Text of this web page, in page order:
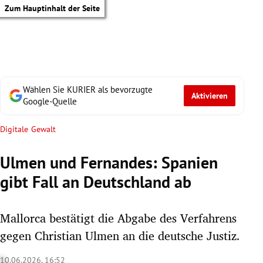
Zum Hauptinhalt der Seite
Wählen Sie KURIER als bevorzugte
Google-Quelle
Aktivieren
Digitale Gewalt
Ulmen und Fernandes: Spanien
gibt Fall an Deutschland ab
Mallorca bestätigt die Abgabe des Verfahrens
gegen Christian Ulmen an die deutsche Justiz.
10.06.2026, 16:52